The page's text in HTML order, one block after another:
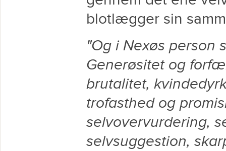
blotlægger sin
"Og i Nexøs person
Generøsitet og
brutalitet,
trofasthed og
selvovervurdering,
selvsuggestion,